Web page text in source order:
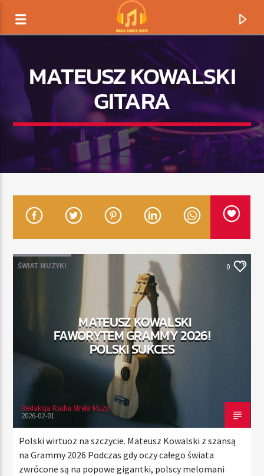
TERAZ GRAMY
TYTUŁ
ARTYSTA
RADIO STREFA MUZY
00:00 24:00
Radio Strefa Muzy
MATEUSZ KOWALSKI
GITARA
ŚWIAT MUZYKI 0
MATEUSZ KOWALSKI
FAWORYTEM GRAMMY 2026!
POLSKI SUKCES
Redakcja Radia Strefa Muzy
2026-02-01
Polski wirtuoz na szczycie. Mateusz Kowalski z szansą
na Grammy 2026 Podczas gdy oczy całego świata
zwrócone są na popowe gigantki, polscy melomani